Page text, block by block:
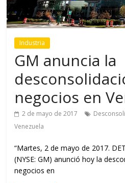
Industria
GM anuncia la
negocios en
2 de mayo de 2017
Venezuela
“Martes, 2 de mayo de 2017.
(NYSE: GM) anunció hoy la
negocios en